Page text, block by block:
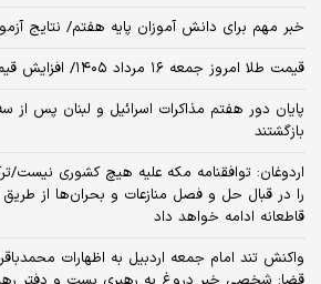
خبر مهم برای دانش آموزان پایه هفتم/ نتایج
قیمت طلا امروز جمعه ۱۶ مرداد ۱۴۰۵/ افزایش قیمت طلا
پایان دور هفتم مذاکرات اسرائیل و لبنان پس
بازگشتند
اردوغان: توافقنامه مکه علیه هیچ کشوری
را در قبال حل و فصل منازعات و بحران‌ها از
قاطعانه ادامه خواهد داد
واکنش تند امام جمعه اردبیل به اظهارات